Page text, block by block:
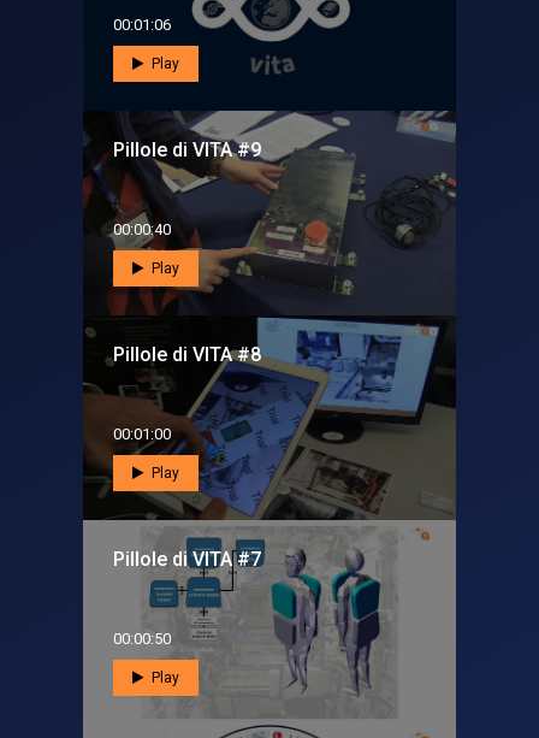
00:01:06
Play
Pillole di VITA #9
00:00:40
Play
Pillole di VITA #8
00:01:00
Play
Pillole di VITA #7
00:00:50
Play